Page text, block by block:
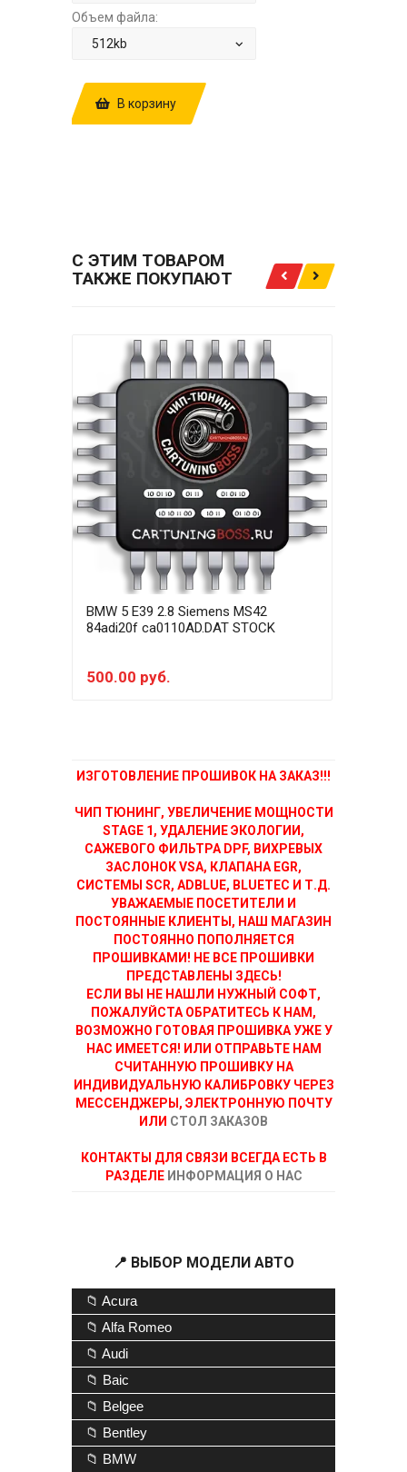
Объем файла:
В корзину
С ЭТИМ ТОВАРОМ
ТАКЖЕ ПОКУПАЮТ
BMW 5 E39 2.8 Siemens MS42
84adi20f ca0110AD.DAT STOCK
500.00 руб.
ИЗГОТОВЛЕНИЕ ПРОШИВОК НА ЗАКАЗ!!!
ЧИП ТЮНИНГ, УВЕЛИЧЕНИЕ МОЩНОСТИ
STAGE 1, УДАЛЕНИЕ ЭКОЛОГИИ,
САЖЕВОГО ФИЛЬТРА DPF, ВИХРЕВЫХ
ЗАСЛОНОК VSA, КЛАПАНА EGR,
СИСТЕМЫ SCR, ADBLUE, BLUETEC И Т.Д.
УВАЖАЕМЫЕ ПОСЕТИТЕЛИ И
ПОСТОЯННЫЕ КЛИЕНТЫ, НАШ МАГАЗИН
ПОСТОЯННО ПОПОЛНЯЕТСЯ
ПРОШИВКАМИ! НЕ ВСЕ ПРОШИВКИ
ПРЕДСТАВЛЕНЫ ЗДЕСЬ!
ЕСЛИ ВЫ НЕ НАШЛИ НУЖНЫЙ СОФТ,
ПОЖАЛУЙСТА ОБРАТИТЕСЬ К НАМ,
ВОЗМОЖНО ГОТОВАЯ ПРОШИВКА УЖЕ У
НАС ИМЕЕТСЯ! ИЛИ ОТПРАВЬТЕ НАМ
СЧИТАННУЮ ПРОШИВКУ НА
ИНДИВИДУАЛЬНУЮ КАЛИБРОВКУ ЧЕРЕЗ
МЕССЕНДЖЕРЫ, ЭЛЕКТРОННУЮ ПОЧТУ
ИЛИ СТОЛ ЗАКАЗОВ
КОНТАКТЫ ДЛЯ СВЯЗИ ВСЕГДА ЕСТЬ В
РАЗДЕЛЕ ИНФОРМАЦИЯ О НАС
📍 ВЫБОР МОДЕЛИ АВТО
📁 Acura
📁 Alfa Romeo
📁 Audi
📁 Baic
📁 Belgee
📁 Bentley
📁 BMW